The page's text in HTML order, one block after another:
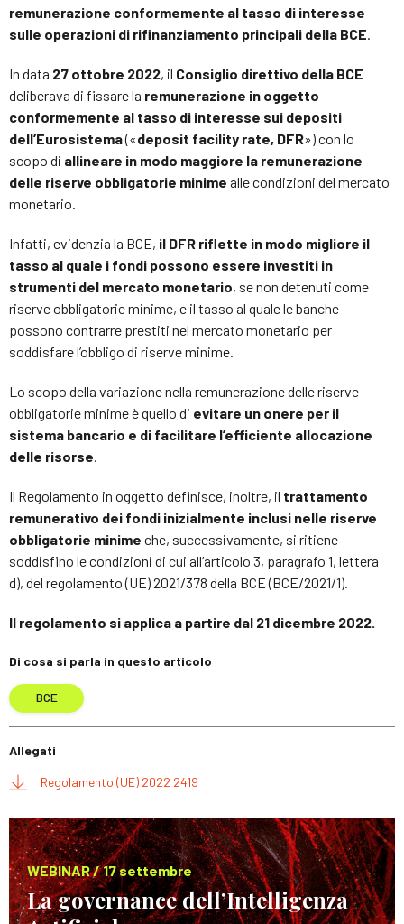
remunerazione conformemente al tasso di interesse
sulle operazioni di rifinanziamento principali della BCE.
In data 27 ottobre 2022, il Consiglio direttivo della BCE
deliberava di fissare la remunerazione in oggetto
conformemente al tasso di interesse sui depositi
dell’Eurosistema(«deposit facility rate, DFR») con lo
scopo di allineare in modo maggiore la remunerazione
delle riserve obbligatorie minime alle condizioni del mercato
monetario.
Infatti, evidenzia la BCE, il DFR riflette in modo migliore il
tasso al quale i fondi possono essere investiti in
strumenti del mercato monetario, se non detenuti come
riserve obbligatorie minime, e il tasso al quale le banche
possono contrarre prestiti nel mercato monetario per
soddisfare l’obbligo di riserve minime.
Lo scopo della variazione nella remunerazione delle riserve
obbligatorie minime è quello di evitare un onere per il
sistema bancario e di facilitare l’efficiente allocazione
delle risorse.
Il Regolamento in oggetto definisce, inoltre, il trattamento
remunerativo dei fondi inizialmente inclusi nelle riserve
obbligatorie minime che, successivamente, si ritiene
soddisfino le condizioni di cui all’articolo 3, paragrafo 1, lettera
d), del regolamento (UE) 2021/378 della BCE (BCE/2021/1).
Il regolamento si applica a partire dal 21 dicembre 2022.
Di cosa si parla in questo articolo
BCE
Allegati
Regolamento (UE) 2022 2419
WEBINAR / 17 settembre
La governance dell’Intelligenza